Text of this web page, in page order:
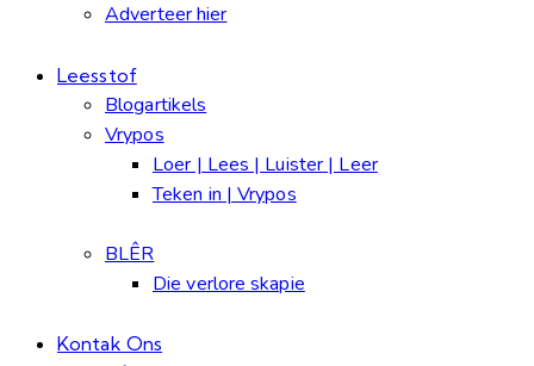
Adverteer hier
Leesstof
Blogartikels
Vrypos
Loer | Lees | Luister | Leer
Teken in | Vrypos
BLÊR
Die verlore skapie
Kontak Ons